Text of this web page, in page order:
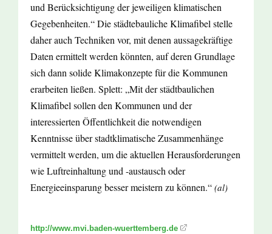
und Berücksichtigung der jeweiligen klimatischen
Gegebenheiten.“ Die städtebauliche Klimafibel stelle
daher auch Techniken vor, mit denen aussagekräftige
Daten ermittelt werden könnten, auf deren Grundlage
sich dann solide Klimakonzepte für die Kommunen
erarbeiten ließen. Splett: „Mit der städtbaulichen
Klimafibel sollen den Kommunen und der
interessierten Öffentlichkeit die notwendigen
Kenntnisse über stadtklimatische Zusammenhänge
vermittelt werden, um die aktuellen Herausforderungen
wie Luftreinhaltung und -austausch oder
Energieeinsparung besser meistern zu können.“ (al)
http://www.mvi.baden-wuerttemberg.de